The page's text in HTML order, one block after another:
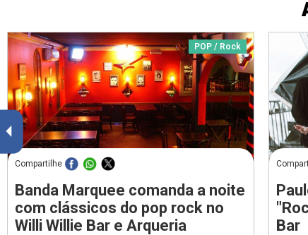
POP / Rock
Compartilhe
Banda Marquee comanda a noite
com clássicos do pop rock no
Willi Willie Bar e Arqueria
Bar